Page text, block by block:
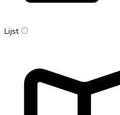
Lijst